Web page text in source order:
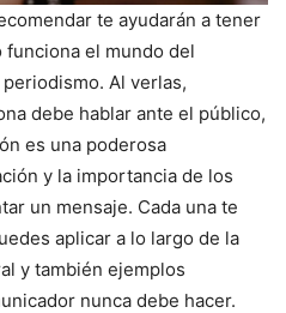
te ayudarán a tener
funciona el mundo del
Al verlas,
debe hablar ante el público,
es una poderosa
y la importancia de los
un mensaje. Cada una te
aplicar a lo largo de la
y también ejemplos
nunca debe hacer.